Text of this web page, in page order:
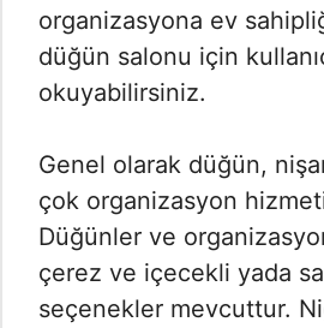
organizasyona ev
düğün salonu için
okuyabilirsiniz.
Genel olarak düğün,
çok organizasyon
Düğünler ve
çerez ve içecekli yada
seçenekler mevcuttur.